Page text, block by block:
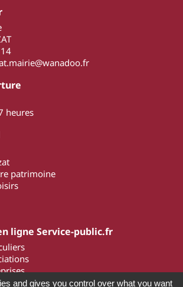
heures
patrimoine
ligne Service-public.fr
and gives you control over what you want